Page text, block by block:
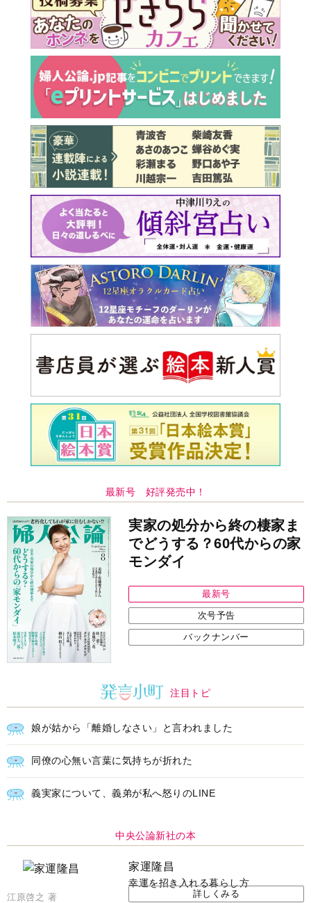
最新号 好評発売中！
実家の処分から終の棲家ま
でどうする？60代からの家
モンダイ
最新号
次号予告
バックナンバー
注目トピ
娘が姑から「離婚しなさい」と言われました
同僚の心無い言葉に気持ちが折れた
義実家について、義弟が私へ怒りのLINE
中央公論新社の本
家運隆昌
幸運を招き入れる暮らし方
江原啓之 著 詳しくみる